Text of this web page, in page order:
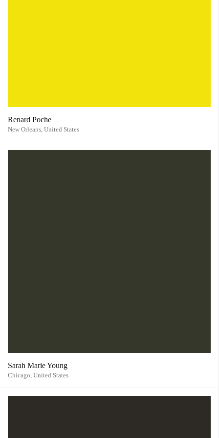
Renard Poche
New Orleans, United States
Sarah Marie Young
Chicago, United States